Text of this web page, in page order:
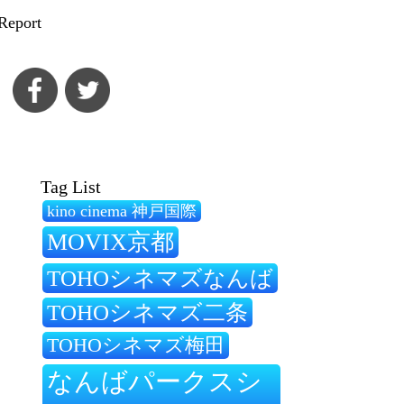
Tag List
kino cinema 神戸国際
MOVIX京都
TOHOシネマズなんば
TOHOシネマズ二条
TOHOシネマズ梅田
なんばパークスシ